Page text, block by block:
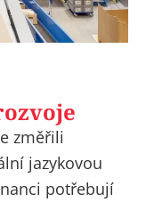
změřili
jazykovou
potřebují